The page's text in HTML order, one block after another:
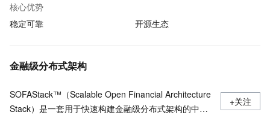
核心优势
稳定可靠
开源生态
金融级分布式架构
SOFAStack™（Scalable Open Financial Architecture
Stack）是一套用于快速构建金融级分布式架构的中间
+关注